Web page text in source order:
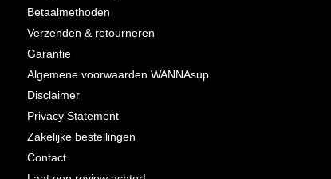
Betaalmethoden
Verzenden & retourneren
Garantie
Algemene voorwaarden WANNAsup
Disclaimer
Privacy Statement
Zakelijke bestellingen
Contact